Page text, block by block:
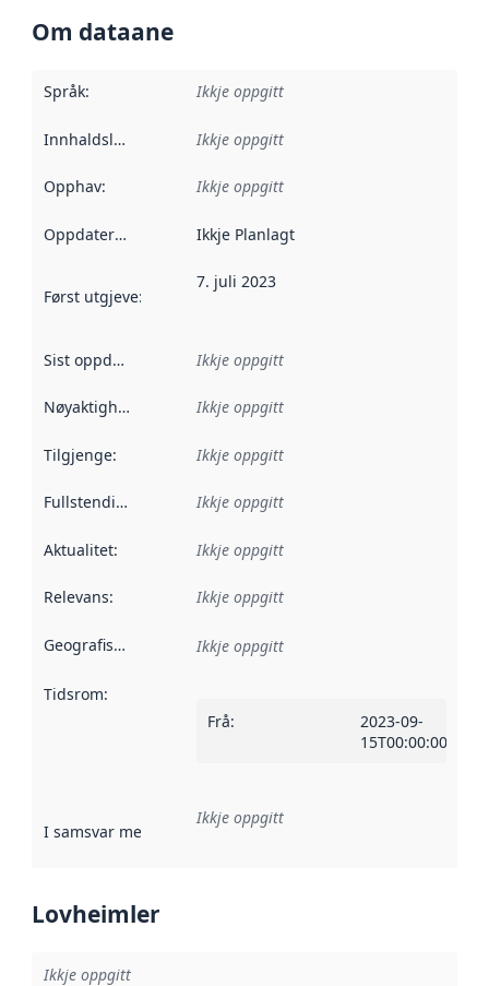
Om dataane
Språk: Ikkje oppgitt
Innhaldsleverandørar :
Ikkje oppgitt
Opphav: Ikkje oppgitt
Oppdateringsfrekvens :
Ikkje Planlagt
Først utgjeve: Denne datoen seier når dataa i dette
7. juli 2023
Sist oppdatert Ikkje oppgitt
Nøyaktigheit Ikkje oppgitt
Tilgjenge: Ikkje oppgitt
Fullstendigheit Ikkje oppgitt
Aktualitet: Ikkje oppgitt
Relevans: Ikkje oppgitt
Geografisk område Ikkje oppgitt
Tidsrom:
Frå:
2023-09-
15T00:00:00Z
I samsvar med Referanse til ei implementeringsregel eller
Ikkje oppgitt
Lovheimler
Ikkje oppgitt